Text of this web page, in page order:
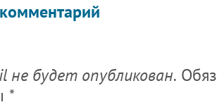
не будет опубликован.
*